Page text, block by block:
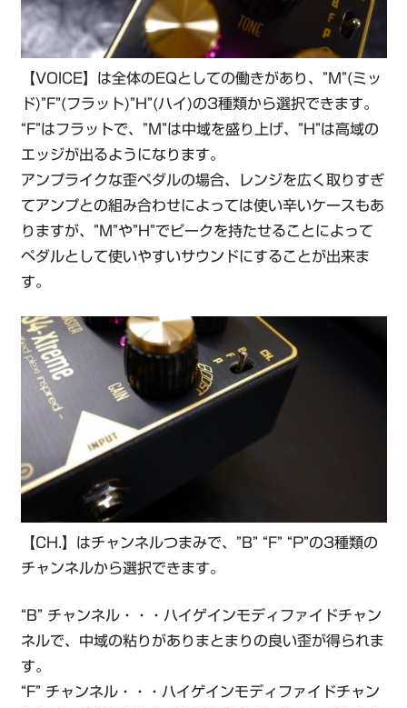
【VOICE】は全体のEQとしての働きがあり、”M”(ミッ
ド)”F”(フラット)”H”(ハイ)の3種類から選択できます。
“F”はフラットで、”M”は中域を盛り上げ、”H”は高域の
エッジが出るようになります。
アンプライクな歪ペダルの場合、レンジを広く取りすぎ
てアンプとの組み合わせによっては使い辛いケースもあ
りますが、”M”や”H”でピークを持たせることによって
ペダルとして使いやすいサウンドにすることが出来ま
す。
【CH.】はチャンネルつまみで、”B” “F” “P”の3種類の
チャンネルから選択できます。
“B” チャンネル・・・ハイゲインモディファイドチャン
ネルで、中域の粘りがありまとまりの良い歪が得られま
す。
“F” チャンネル・・・ハイゲインモディファイドチャン